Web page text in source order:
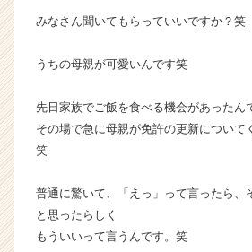
サ
ト
キ
ャ
（C
みなさん聞いてもらっていいですか？笑
うちの母親が可愛いんです笑
先日家族でご飯を食べる機会があったん
その場で急に母親が免許の更新について
笑
普通に驚いて、「えっ」って言ったら、
と思ったらしく
もういいって言うんです。笑